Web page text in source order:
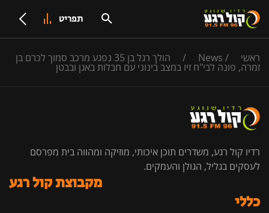
תפריט
ראשי /
News
/ הולך רגל בן 35 נפגע מרכב סמוך לכרם בן
זמרה, פונה לבי"ח זיו במצב בינוני עם חבלות באגן ובבטן
רדיו קול רגע, משדרים תוכן איכותי, מוזיקה ומהווה בית מפרסם
לעסקים בגליל, הגולן והעמקים.
כללי
מקבוצת קול רגע